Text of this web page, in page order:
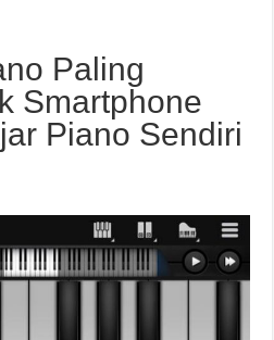
Paling
Smartphone
Piano Sendiri